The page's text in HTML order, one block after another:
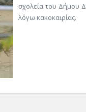
σχολεία του Δήμου
λόγω κακοκαιρίας.